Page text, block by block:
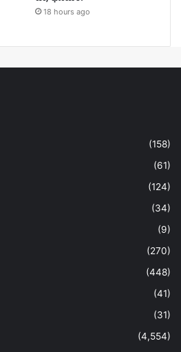
18 hours ago
(158)
(61)
(124)
(34)
(9)
(270)
(448)
(41)
(31)
(4,554)